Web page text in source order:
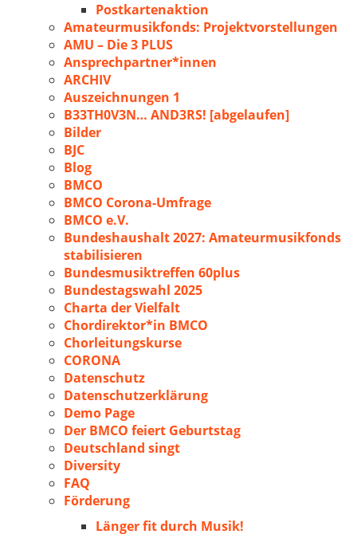
Postkartenaktion
Amateurmusikfonds: Projektvorstellungen
AMU – Die 3 PLUS
Ansprechpartner*innen
ARCHIV
Auszeichnungen 1
B33TH0V3N… AND3RS! [abgelaufen]
Bilder
BJC
Blog
BMCO
BMCO Corona-Umfrage
BMCO e.V.
Bundeshaushalt 2027: Amateurmusikfonds
stabilisieren
Bundesmusiktreffen 60plus
Bundestagswahl 2025
Charta der Vielfalt
Chordirektor*in BMCO
Chorleitungskurse
CORONA
Datenschutz
Datenschutzerklärung
Demo Page
Der BMCO feiert Geburtstag
Deutschland singt
Diversity
FAQ
Förderung
Länger fit durch Musik!